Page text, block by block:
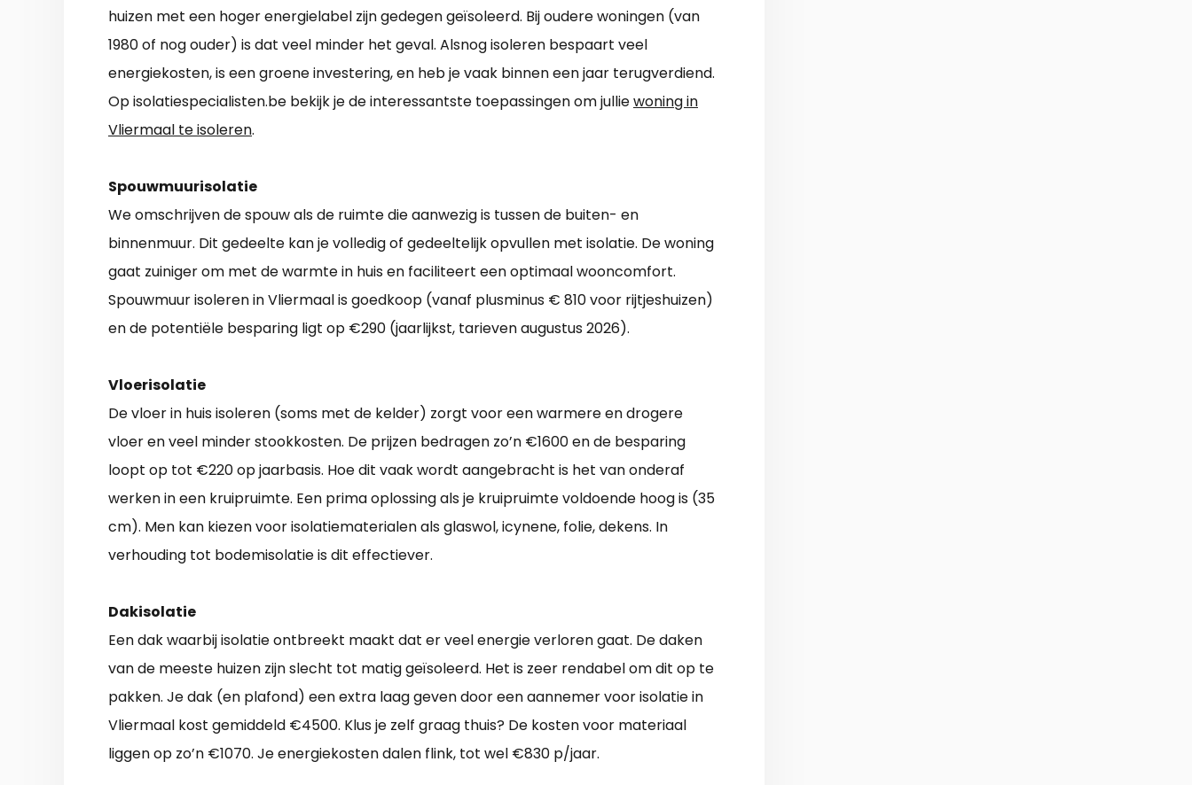
huizen met een hoger energielabel zijn gedegen geïsoleerd. Bij oudere woningen (van
1980 of nog ouder) is dat veel minder het geval. Alsnog isoleren bespaart veel
energiekosten, is een groene investering, en heb je vaak binnen een jaar terugverdiend.
Op isolatiespecialisten.be bekijk je de interessantste toepassingen om julliewoning in
Vliermaal te isoleren.
Spouwmuurisolatie
We omschrijven de spouw als de ruimte die aanwezig is tussen de buiten- en
binnenmuur. Dit gedeelte kan je volledig of gedeeltelijk opvullen met isolatie. De woning
gaat zuiniger om met de warmte in huis en faciliteert een optimaal wooncomfort.
Spouwmuur isoleren in Vliermaal is goedkoop (vanaf plusminus € 810 voor rijtjeshuizen)
en de potentiële besparing ligt op €290 (jaarlijkst, tarieven augustus 2026).
Vloerisolatie
De vloer in huis isoleren (soms met de kelder) zorgt voor een warmere en drogere
vloer en veel minder stookkosten. De prijzen bedragen zo’n €1600 en de besparing
loopt op tot €220 op jaarbasis. Hoe dit vaak wordt aangebracht is het van onderaf
werken in een kruipruimte. Een prima oplossing als je kruipruimte voldoende hoog is (35
cm). Men kan kiezen voor isolatiematerialen als glaswol, icynene, folie, dekens. In
verhouding tot bodemisolatie is dit effectiever.
Dakisolatie
Een dak waarbij isolatie ontbreekt maakt dat er veel energie verloren gaat. De daken
van de meeste huizen zijn slecht tot matig geïsoleerd. Het is zeer rendabel om dit op te
pakken. Je dak (en plafond) een extra laag geven door een aannemer voor isolatie in
Vliermaal kost gemiddeld €4500. Klus je zelf graag thuis? De kosten voor materiaal
liggen op zo’n €1070. Je energiekosten dalen flink, tot wel €830 p/jaar.